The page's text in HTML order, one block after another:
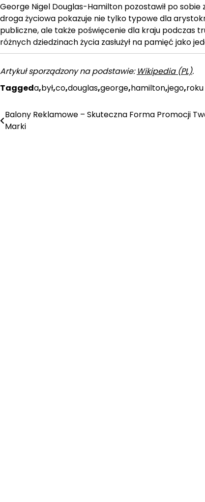
George Nigel Douglas-Hamilton pozostawił po
droga życiowa pokazuje nie tylko typowe dla
publiczne, ale także poświęcenie dla kraju podczas
różnych dziedzinach życia zasłużył na pamięć jako
Artykuł sporządzony na podstawie: Wikipedia (PL).
Taggeda,był,co,douglas,george,hamilton,jego,roku
Nawigacja
Balony Reklamowe – Skuteczna Forma Promocji
Marki